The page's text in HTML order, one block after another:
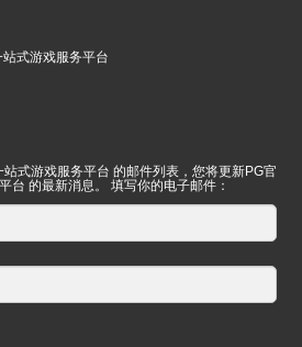
式游戏服务平台
式游戏服务平台 的邮件列表，您将更新PG官
台 的最新消息。 填写你的电子邮件：